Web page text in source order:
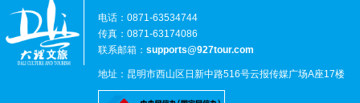
电话：0871-63534744
传真：0871-63174086
联系邮箱： supports@927tour.com
地址：昆明市西山区日新中路516号云报传媒广场A座17楼